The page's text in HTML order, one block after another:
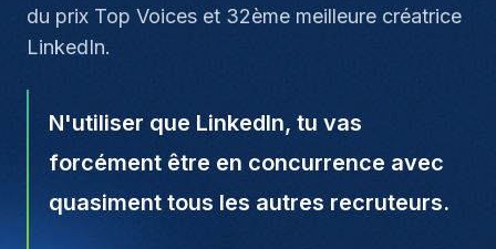
du prix Top Voices et 32ème meilleure créatrice
LinkedIn.
N'utiliser que LinkedIn, tu vas
forcément être en concurrence avec
quasiment tous les autres recruteurs.